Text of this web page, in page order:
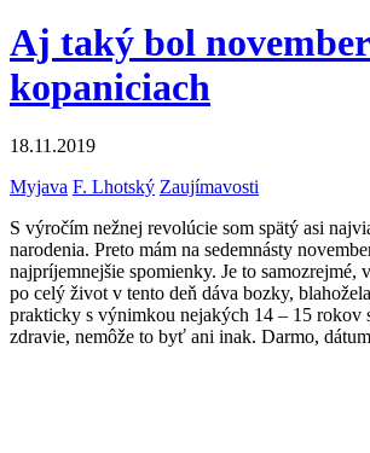
Aj taký bol
kopaniciach
18.11.2019
Myjava F. Lhotský Zaujímavosti
S výročím nežnej revolúcie som spätý asi
narodenia. Preto mám na sedemnásty
najpríjemnejšie spomienky. Je to samozrejmé,
po celý život v tento deň dáva bozky,
prakticky s výnimkou nejakých 14 – 15 rokov
zdravie, nemôže to byť ani inak. Darmo,